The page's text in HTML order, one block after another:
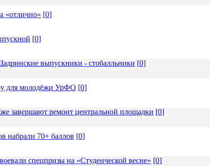
«отлично» [0]
[0]
выпускники - стобалльники [0]
для молодёжи УрФО [0]
завершают ремонт центральной площадки [0]
набрали 70+ баллов [0]
спецпризы на «Студенческой весне» [0]